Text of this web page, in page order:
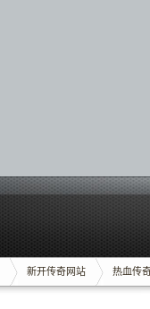
新开传奇网站 热血传